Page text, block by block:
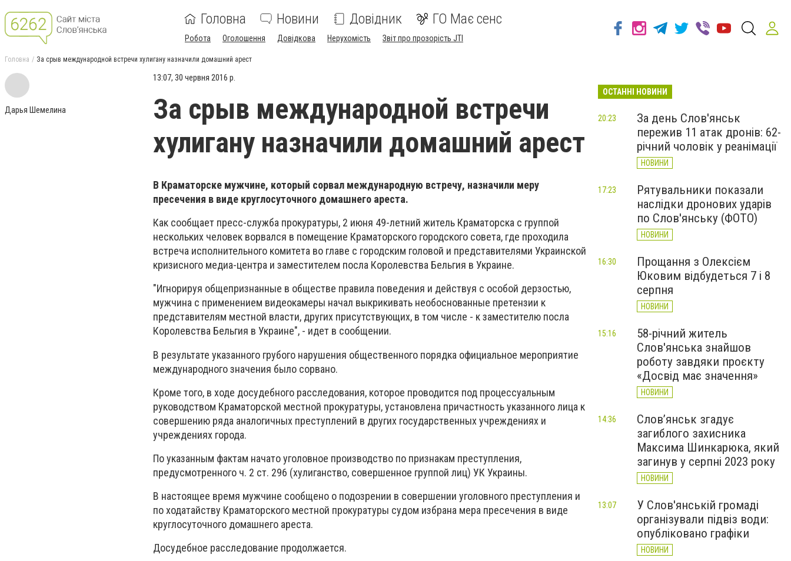
Головна Новини Довідник ГО Має сенс
Робота Оголошення Довідкова Нерухомість Звіт про прозорість JTI
Головна За срыв международной встречи хулигану назначили домашний арест
Дарья Шемелина
13:07, 30 червня 2016 р.
За срыв международной встречи
хулигану назначили домашний арест
В Краматорске мужчине, который сорвал международную встречу, назначили меру
пресечения в виде круглосуточного домашнего ареста.
Как сообщает пресс-служба прокуратуры, 2 июня 49-летний житель Краматорска с группой
нескольких человек ворвался в помещение Краматорского городского совета, где проходила
встреча исполнительного комитета во главе с городским головой и представителями Украинской
кризисного медиа-центра и заместителем посла Королевства Бельгия в Украине.
"Игнорируя общепризнанные в обществе правила поведения и действуя с особой дерзостью,
мужчина с применением видеокамеры начал выкрикивать необоснованные претензии к
представителям местной власти, других присутствующих, в том числе - к заместителю посла
Королевства Бельгия в Украине", - идет в сообщении.
В результате указанного грубого нарушения общественного порядка официальное мероприятие
международного значения было сорвано.
Кроме того, в ходе досудебного расследования, которое проводится под процессуальным
руководством Краматорской местной прокуратуры, установлена ​​причастность указанного лица к
совершению ряда аналогичных преступлений в других государственных учреждениях и
учреждениях города.
По указанным фактам начато уголовное производство по признакам преступления,
предусмотренного ч. 2 ст. 296 (хулиганство, совершенное группой лиц) УК Украины.
В настоящее время мужчине сообщено о подозрении в совершении уголовного преступления и
по ходатайству Краматорского местной прокуратуры судом избрана мера пресечения в виде
круглосуточного домашнего ареста.
Досудебное расследование продолжается.
ОСТАННІ НОВИНИ
За день Слов'янськ
пережив 11 атак дронів: 62-
річний чоловік у реанімації
НОВИНИ
20:23
Рятувальники показали
наслідки дронових ударів
по Слов'янську (ФОТО)
НОВИНИ
17:23
Прощання з Олексієм
Юковим відбудеться 7 і 8
серпня
НОВИНИ
16:30
58-річний житель
Слов'янська знайшов
роботу завдяки проєкту
«Досвід має значення»
НОВИНИ
15:16
Слов’янськ згадує
загиблого захисника
Максима Шинкарюка, який
загинув у серпні 2023 року
НОВИНИ
14:36
У Слов'янській громаді
організували підвіз води:
опубліковано графіки
НОВИНИ
13:07